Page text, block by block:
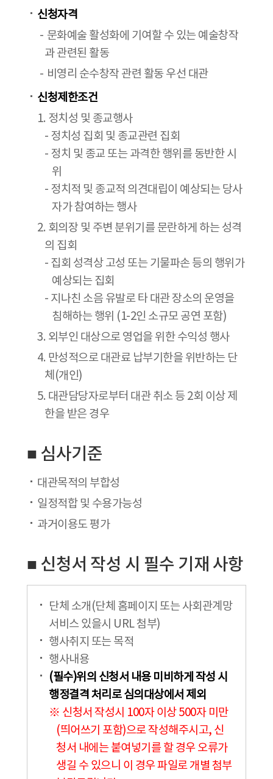
신청자격
문화예술 활성화에 기여할 수 있는 예술창작
과 관련된 활동
비영리 순수창작 관련 활동 우선 대관
신청제한조건
1. 정치성 및 종교행사
- 정치성 집회 및 종교관련 집회
- 정치 및 종교 또는 과격한 행위를 동반한 시
위
- 정치적 및 종교적 의견대립이 예상되는 당사
자가 참여하는 행사
2. 회의장 및 주변 분위기를 문란하게 하는 성격
의 집회
- 집회 성격상 고성 또는 기물파손 등의 행위가
예상되는 집회
- 지나친 소음 유발로 타 대관 장소의 운영을
침해하는 행위 (1-2인 소규모 공연 포함)
3. 외부인 대상으로 영업을 위한 수익성 행사
4. 만성적으로 대관료 납부기한을 위반하는 단
체(개인)
5. 대관담당자로부터 대관 취소 등 2회 이상 제
한을 받은 경우
■ 심사기준
대관목적의 부합성
일정적합 및 수용가능성
과거이용도 평가
■ 신청서 작성 시 필수 기재 사항
단체 소개(단체 홈페이지 또는 사회관계망
서비스 있을시 URL 첨부)
행사취지 또는 목적
행사내용
(필수)위의 신청서 내용 미비하게 작성 시
행정결격 처리로 심의대상에서 제외
※ 신청서 작성시 100자 이상 500자 미만
(띄어쓰기 포함)으로 작성해주시고, 신
청서 내에는 붙여넣기를 할 경우 오류가
생길 수 있으니 이 경우 파일로 개별 첨부